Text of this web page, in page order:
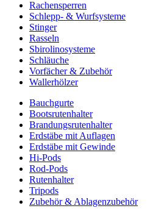
Rachensperren
Schlepp- & Wurfsysteme
Stinger
Rasseln
Sbirolinosysteme
Schläuche
Vorfächer & Zubehör
Wallerhölzer
Bauchgurte
Bootsrutenhalter
Brandungsrutenhalter
Erdstäbe mit Auflagen
Erdstäbe mit Gewinde
Hi-Pods
Rod-Pods
Rutenhalter
Tripods
Zubehör & Ablagenzubehör